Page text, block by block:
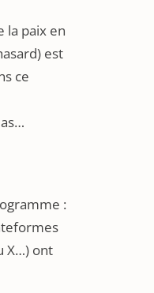
la paix en
est
ce
:
X…) ont